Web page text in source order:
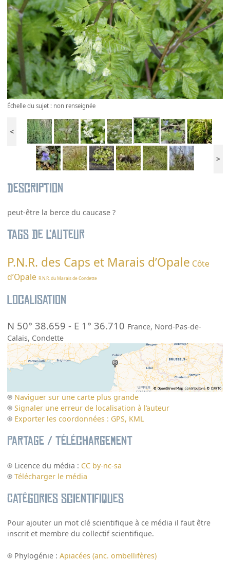
Échelle du sujet : non renseignée
<
>
Description
peut-être la berce du caucase ?
Tags de l’auteur
P.N.R. des Caps et Marais d’Opale Côte
d’Opale R.N.R. du Marais de Condette
Localisation
N 50° 38.659 - E 1° 36.710 France, Nord-Pas-de-
Calais, Condette
Naviguer sur une carte plus grande
Signaler une erreur de localisation à l’auteur
Exporter les coordonnées : GPS, KML
Partage / Téléchargement
Licence du média : CC by-nc-sa
Télécharger le média
Catégories scientifiques
Pour ajouter un mot clé scientifique à ce média il faut être
inscrit et membre du collectif scientifique.
Phylogénie :Apiacées (anc. ombellifères)